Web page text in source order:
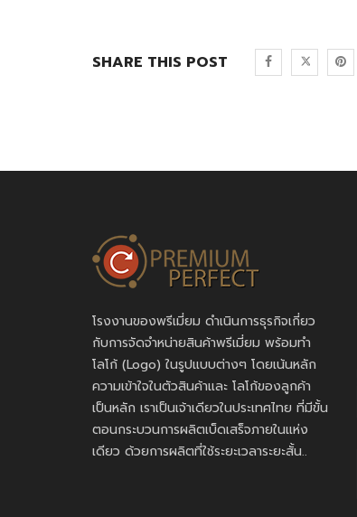
SHARE THIS POST
โรงงานของพรีเมี่ยม ดำเนินการธุรกิจเกี่ยว
กับการจัดจำหน่ายสินค้าพรีเมี่ยม พร้อมทำ
โลโก้ (Logo) ในรูปแบบต่างๆ โดยเน้นหลัก
ความเข้าใจในตัวสินค้าและ โลโก้ของลูกค้า
เป็นหลัก เราเป็นเจ้าเดียวในประเทศไทย ที่มีขั้น
ตอนกระบวนการผลิตเบ็ดเสร็จภายในแห่ง
เดียว ด้วยการผลิตที่ใช้ระยะเวลาระยะสั้น..